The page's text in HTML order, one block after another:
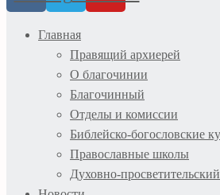
Главная
Правящий архиерей
О благочинии
Благочинный
Отделы и комиссии
Библейско-богословские
Православные школы
Духовно-